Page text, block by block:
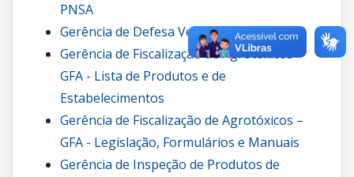
PNSA
Gerência de Defesa Vegetal – GDV
Gerência de Fiscalização de Agrotóxicos –
GFA - Lista de Produtos e de
Estabelecimentos
Gerência de Fiscalização de Agrotóxicos –
GFA - Legislação, Formulários e Manuais
Gerência de Inspeção de Produtos de